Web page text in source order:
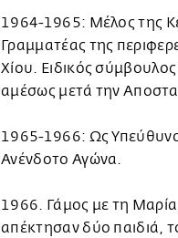
1964-1965: Μέλος της
Γραμματέας της
Χίου. Ειδικός
αμέσως μετά την
1965-1966: Ως
Ανένδοτο Αγώνα.
1966. Γάμος με τη
απέκτησαν δύο παιδιά,